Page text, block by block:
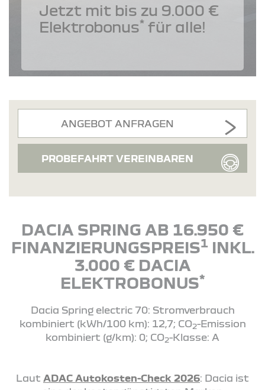
Jetzt mit bis zu 9.000 €
Elektrobonus*für alle!
ANGEBOT ANFRAGEN
PROBEFAHRT VEREINBAREN
DACIA SPRING AB 16.950 €
FINANZIERUNGSPREIS1INKL.
3.000 € DACIA
ELEKTROBONUS*
Dacia Spring electric 70: Stromverbrauch
kombiniert (kWh/100 km): 12,7; CO2-Emission
kombiniert (g/km): 0; CO2-Klasse: A
Laut ADAC Autokosten-Check 2026: Dacia ist